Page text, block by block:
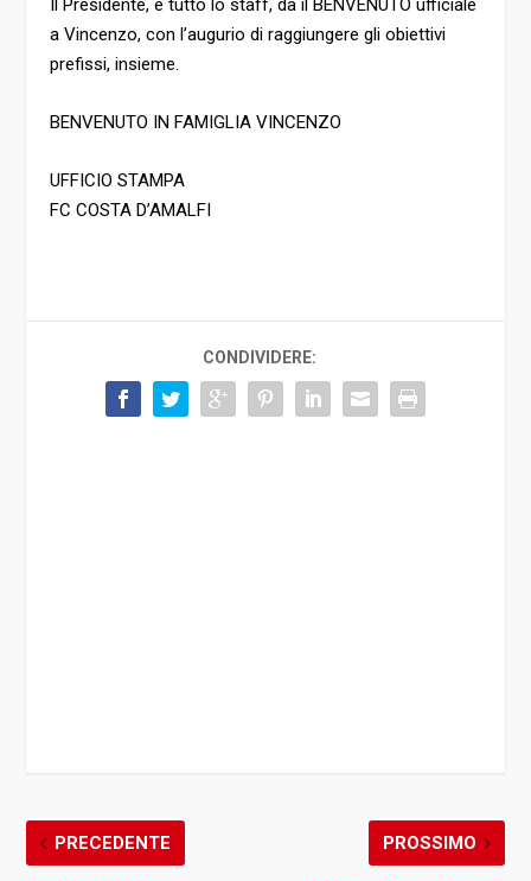
Il Presidente, e tutto lo staff, da il BENVENUTO ufficiale
a Vincenzo, con l’augurio di raggiungere gli obiettivi
prefissi, insieme.
BENVENUTO IN FAMIGLIA VINCENZO
UFFICIO STAMPA
FC COSTA D’AMALFI
CONDIVIDERE:
PRECEDENTE PROSSIMO